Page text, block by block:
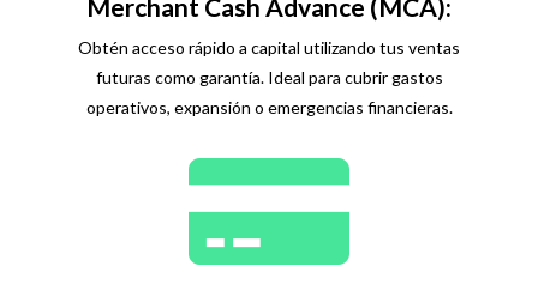
Merchant Cash Advance (MCA):
Obtén acceso rápido a capital utilizando tus ventas
futuras como garantía. Ideal para cubrir gastos
operativos, expansión o emergencias financieras.